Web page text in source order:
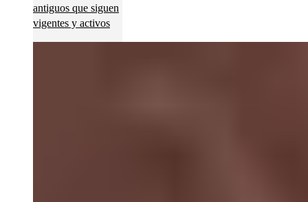
antiguos que siguen
vigentes y activos